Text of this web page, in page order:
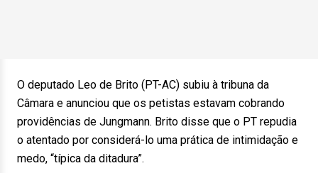
O deputado Leo de Brito (PT-AC) subiu à tribuna da
Câmara e anunciou que os petistas estavam cobrando
providências de Jungmann. Brito disse que o PT repudia
o atentado por considerá-lo uma prática de intimidação e
medo, “típica da ditadura”.